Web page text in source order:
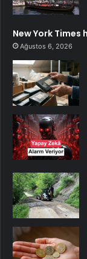
New York Times
Ağustos 6, 2026